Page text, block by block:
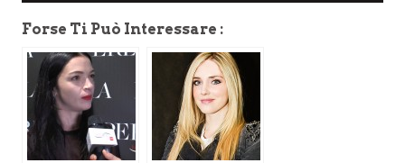
Forse Ti Può Interessare :